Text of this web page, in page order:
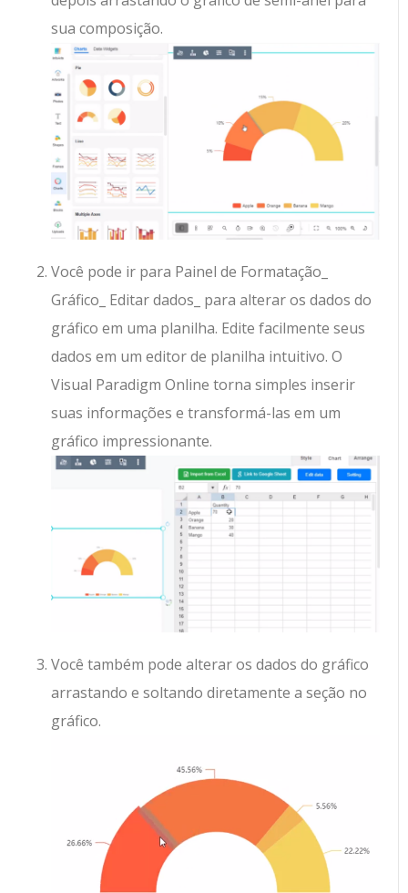
sua composição.
Você pode ir para Painel de Formatação_
Gráfico_ Editar dados_ para alterar os dados do
gráfico em uma planilha. Edite facilmente seus
dados em um editor de planilha intuitivo. O
Visual Paradigm Online torna simples inserir
suas informações e transformá-las em um
gráfico impressionante.
Você também pode alterar os dados do gráfico
arrastando e soltando diretamente a seção no
gráfico.